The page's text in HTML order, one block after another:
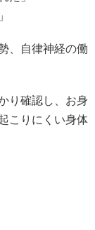
、自律神経の働
り確認し、お身
こりにくい身体